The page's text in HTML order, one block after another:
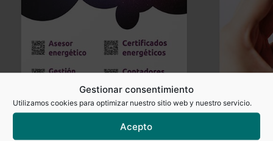
Gestionar consentimiento
Utilizamos cookies para optimizar nuestro sitio web y nuestro servicio.
Acepto